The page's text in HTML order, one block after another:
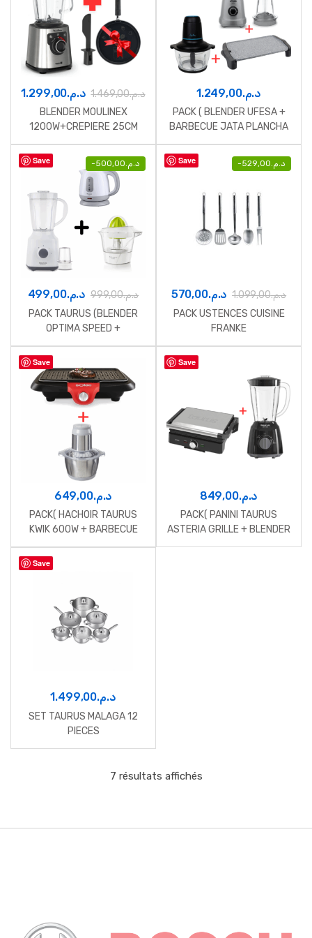
د.م.1.299,00 د.م.1.469,00
BLENDER MOULINEX
1200W+CREPIERE 25CM
+POT DE PATE A TARTINE
د.م.1.249,00
PACK ( BLENDER UFESA +
BARBECUE JATA PLANCHA
+ HACHOIR JATA LAMES )
Save - د.م.500,00
د.م.499,00 د.م.999,00
PACK TAURUS (BLENDER
OPTIMA SPEED +
BOUILLOIRE LUNA + PRESSE
AGRUME TC-500 TAURUS)
Save - د.م.529,00
د.م.570,00 د.م.1.099,00
PACK USTENCES CUISINE
FRANKE
Save
د.م.649,00
PACK( HACHOIR TAURUS
KWIK 600W + BARBECUE
ETNA SOLAC )
Save
د.م.849,00
PACK( PANINI TAURUS
ASTERIA GRILLE + BLENDER
TAURUS LIMA 400WATT
Save
د.م.1.499,00
SET TAURUS MALAGA 12
PIECES
7 résultats affichés